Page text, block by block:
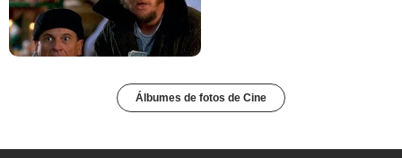
Álbumes de fotos de Cine